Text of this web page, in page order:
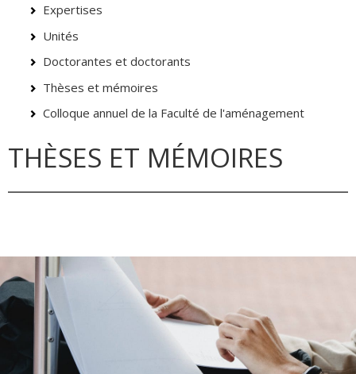
Expertises
Unités
Doctorantes et doctorants
Thèses et mémoires
Colloque annuel de la Faculté de l'aménagement
THÈSES ET MÉMOIRES